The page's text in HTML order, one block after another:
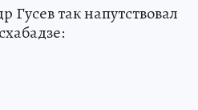
Гусев так напутствовал